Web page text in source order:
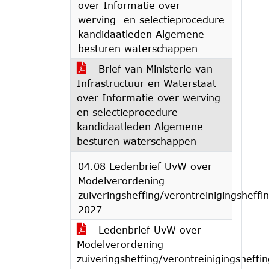
over Informatie over
werving- en selectieprocedure
kandidaatleden Algemene
besturen waterschappen
Brief van Ministerie van
Infrastructuur en Waterstaat
over Informatie over werving-
en selectieprocedure
kandidaatleden Algemene
besturen waterschappen
04.08 Ledenbrief UvW over
Modelverordening
zuiveringsheffing/
2027
Ledenbrief UvW over
Modelverordening
zuiveringsheffing/